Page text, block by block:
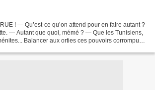
! — Qu’est-ce qu’on attend pour en faire autant ?
— Autant que quoi, mémé ? — Que les Tunisiens,
Balancer aux orties ces pouvoirs corrompus